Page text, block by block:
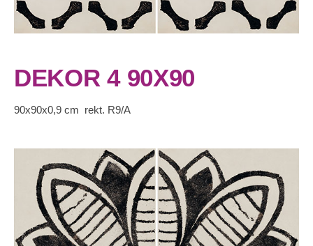
DEKOR 4 90X90
90x90x0,9 cm rekt. R9/A